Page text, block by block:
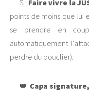
S : Faire vivre la
points de moins que lui
se prendre en
automatiquement
perdre du bouclier).
👑 Capa